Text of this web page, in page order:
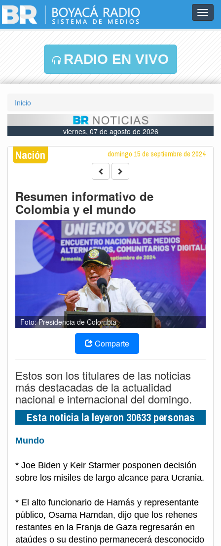
RADIO EN VIVO
Inicio
viernes, 07 de agosto de 2026
Nación domingo 15 de septiembre de 2024
Resumen informativo de
Colombia y el mundo
Foto: Presidencia de Colombia
Comparte
Estos son los titulares de las noticias
más destacadas de la actualidad
nacional e internacional del domingo.
Esta noticia la leyeron 30633 personas
Mundo
* Joe Biden y Keir Starmer posponen decisión
sobre los misiles de largo alcance para Ucrania.
* El alto funcionario de Hamás y representante
público, Osama Hamdan, dijo que los rehenes
restantes en la Franja de Gaza regresarán en
ataúdes o su destino permanecerá desconocido